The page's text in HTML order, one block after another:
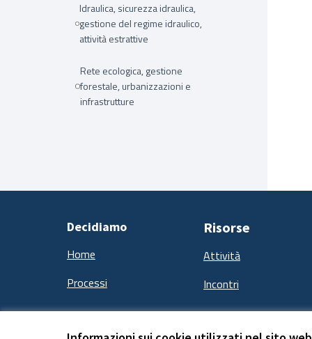
Idraulica, sicurezza idraulica,
gestione del regime idraulico,
attività estrattive
Rete ecologica, gestione
forestale, urbanizzazioni e
infrastrutture
Decidiamo
Home
Processi
Risorse
Attività
Incontri